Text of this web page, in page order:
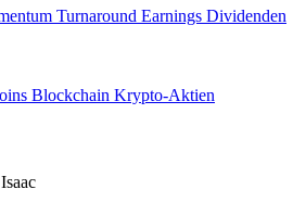
Turnaround Earnings Dividenden
Blockchain Krypto-Aktien